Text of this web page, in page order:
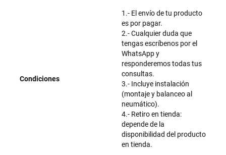
Condiciones
1.- El envío de tu producto
es por pagar.
2.- Cualquier duda que
tengas escríbenos por el
WhatsApp y
responderemos todas tus
consultas.
3.- Incluye instalación
(montaje y balanceo al
neumático).
4.- Retiro en tienda:
depende de la
disponibilidad del producto
en tienda.